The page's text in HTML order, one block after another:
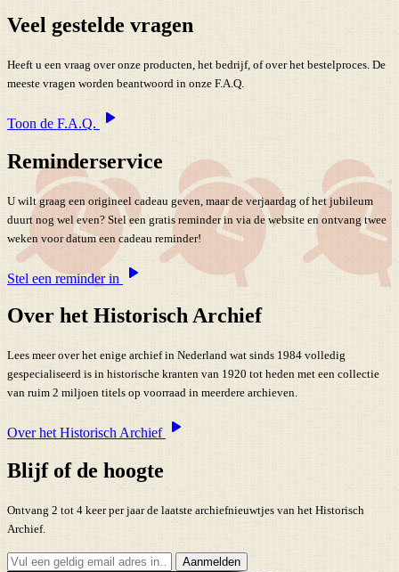
Veel gestelde vragen
Heeft u een vraag over onze producten, het bedrijf, of over het bestelproces. De
meeste vragen worden beantwoord in onze F.A.Q.
Toon de F.A.Q.
Reminderservice
U wilt graag een origineel cadeau geven, maar de verjaardag of het jubileum
duurt nog wel even? Stel een gratis reminder in via de website en ontvang twee
weken voor datum een cadeau reminder!
Stel een reminder in
Over het Historisch Archief
Lees meer over het enige archief in Nederland wat sinds 1984 volledig
gespecialiseerd is in historische kranten van 1920 tot heden met een collectie
van ruim 2 miljoen titels op voorraad in meerdere archieven.
Over het Historisch Archief
Blijf of de hoogte
Ontvang 2 tot 4 keer per jaar de laatste archiefnieuwtjes van het Historisch
Archief.
Aanmelden